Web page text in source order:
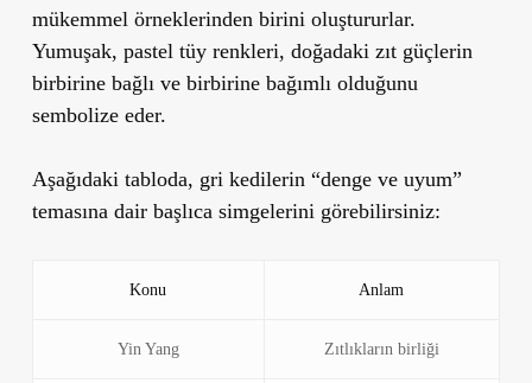
mükemmel örneklerinden birini oluştururlar.
Yumuşak, pastel tüy renkleri, doğadaki zıt güçlerin
birbirine bağlı ve birbirine bağımlı olduğunu
sembolize eder.
Aşağıdaki tabloda, gri kedilerin “denge ve uyum”
temasına dair başlıca simgelerini görebilirsiniz:
Konu Anlam
Yin Yang Zıtlıkların birliği